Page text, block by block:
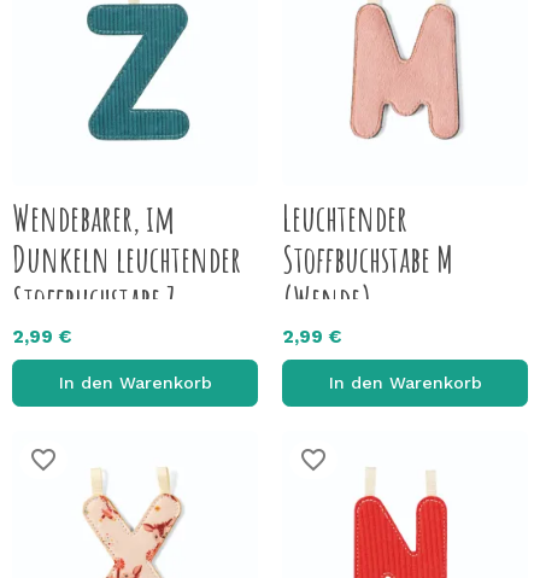
Wendebarer, im
Dunkeln leuchtender
Stoffbuchstabe Z
2,99 €
In den Warenkorb
Leuchtender
Stoffbuchstabe M
(Wende)
2,99 €
In den Warenkorb
favorite_border favorite_border